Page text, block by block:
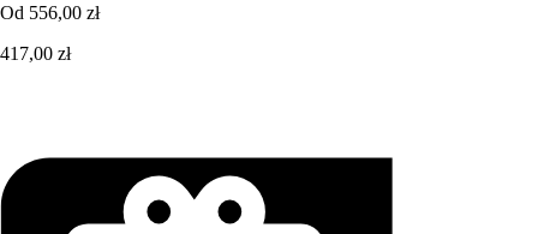
Od 556,00 zł
417,00 zł